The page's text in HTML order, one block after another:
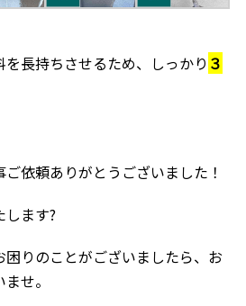
長持ちさせるため、しっかり ３
依頼ありがとうございました！
します?
りのことがございましたら、お
せ。